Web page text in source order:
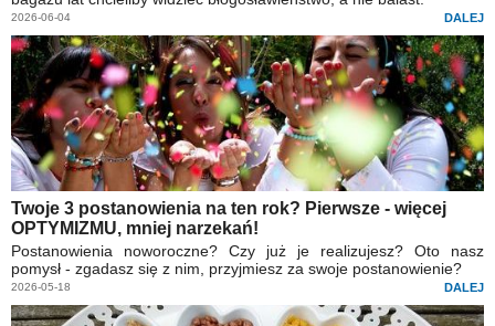
2026-06-04 DALEJ
Twoje 3 postanowienia na ten rok? Pierwsze - więcej
OPTYMIZMU, mniej narzekań!
Postanowienia noworoczne? Czy już je realizujesz? Oto nasz
pomysł - zgadasz się z nim, przyjmiesz za swoje postanowienie?
2026-05-18 DALEJ